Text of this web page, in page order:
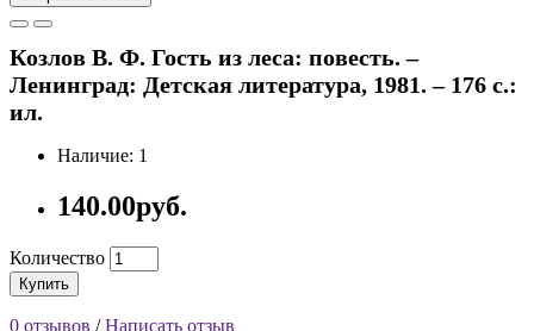
Козлов В. Ф. Гость из леса: повесть. –
Ленинград: Детская литература, 1981. – 176 с.:
ил.
Наличие: 1
140.00руб.
Количество
Купить
0 отзывов /Написать отзыв